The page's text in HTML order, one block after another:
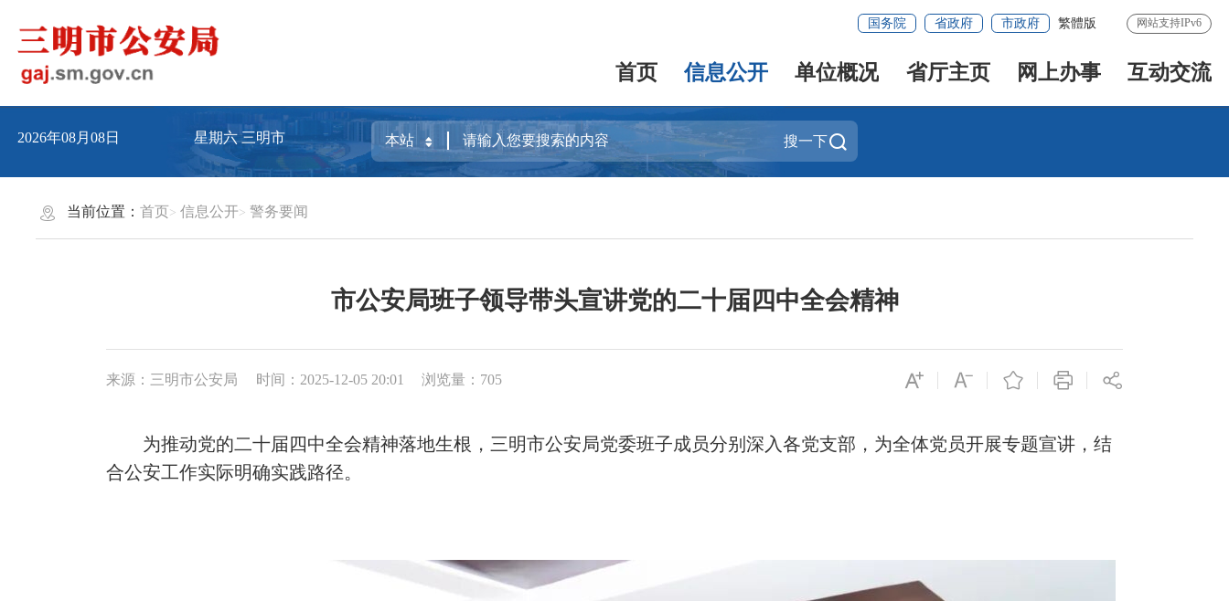
国务院 省政府 市政府 繁體版 网站支持IPv6
首页 信息公开 单位概况 省厅主页 网上办事 互动交流
2026年08月08日 星期六三明市 搜一下
当前位置：首页 信息公开 警务要闻
市公安局班子领导带头宣讲党的二十届四中全会精神
来源：三明市公安局 时间：2025-12-05 20:01 浏览量：705
为推动党的二十届四中全会精神落地生根，三明市公安局党委班子成员分别深入各党支部，为全体党员开展专题宣讲，结
合公安工作实际明确实践路径。